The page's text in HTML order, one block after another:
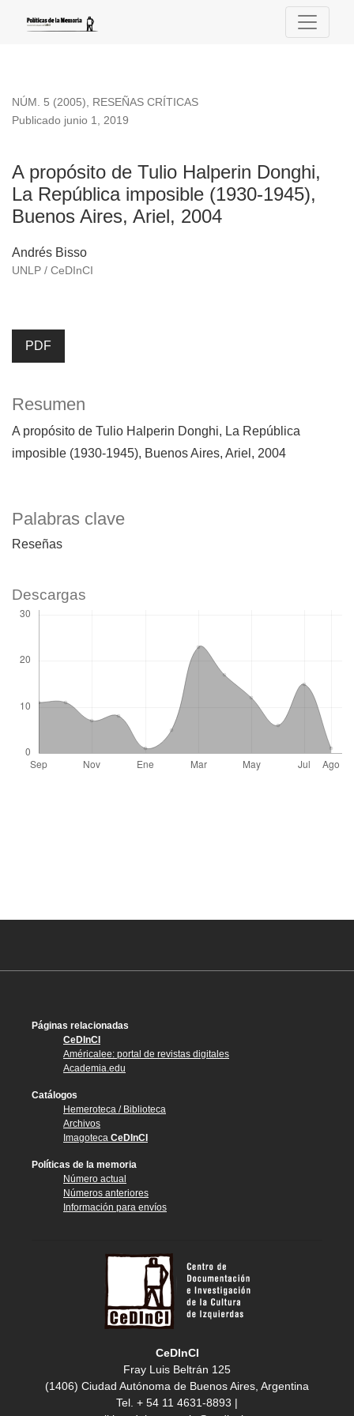
A propósito de Tulio Halperin Donghi, La República
NÚM. 5 (2005), RESEÑAS CRÍTICAS
A propósito de Tulio Halperin Donghi,
La República imposible (1930-1945),
Buenos Aires, Ariel, 2004
Publicado junio 1, 2019
Andrés Bisso
UNLP / CeDInCI
PDF
Palabras clave
Reseñas
Resumen
A propósito de Tulio Halperin Donghi, La República
imposible (1930-1945), Buenos Aires, Ariel, 2004
Descargas
Páginas relacionadas
CeDInCI
Américalee: portal de revistas digitales
Academia.edu
Catálogos
Hemeroteca / Biblioteca
Archivos
Imagoteca CeDInCI
Políticas de la memoria
Número actual
Números anteriores
Información para envíos
CeDInCI
Fray Luis Beltrán 125
(1406) Ciudad Autónoma de Buenos Aires, Argentina
Tel. + 54 11 4631-8893 |